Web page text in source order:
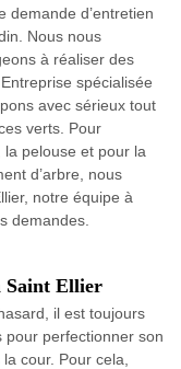
demande d’entretien
Nous nous
à réaliser des
spécialisée
avec sérieux tout
verts. Pour
la pelouse et pour la
d’arbre, nous
notre équipe à
demandes.
Saint Ellier
il est toujours
pour perfectionner son
cour. Pour cela,